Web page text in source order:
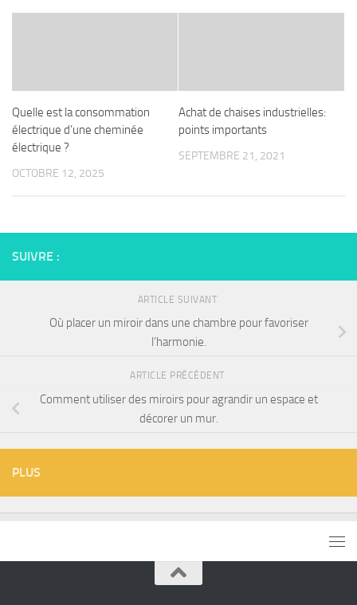
Quelle est la consommation
électrique d’une cheminée
électrique ?
OCTOBRE 12, 2025
Achat de chaises industrielles:
points importants
SEPTEMBRE 21, 2021
SUIVRE :
ARTICLE SUIVANT
Où placer un miroir dans une chambre pour favoriser
l’harmonie.
ARTICLE PRÉCÉDENT
Comment utiliser des miroirs pour agrandir un espace et
décorer un mur.
PLUS